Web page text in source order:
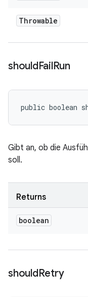
Throwable
shouldFailRun
public boolean
Gibt an, ob die
soll.
Returns
boolean
shouldRetry